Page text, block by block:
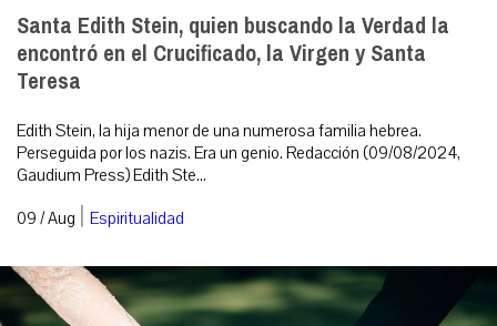
Santa Edith Stein, quien buscando la Verdad la
encontró en el Crucificado, la Virgen y Santa
Teresa
Edith Stein, la hija menor de una numerosa familia hebrea.
Perseguida por los nazis. Era un genio. Redacción (09/08/2024,
Gaudium Press) Edith Ste...
09 / Aug | Espiritualidad